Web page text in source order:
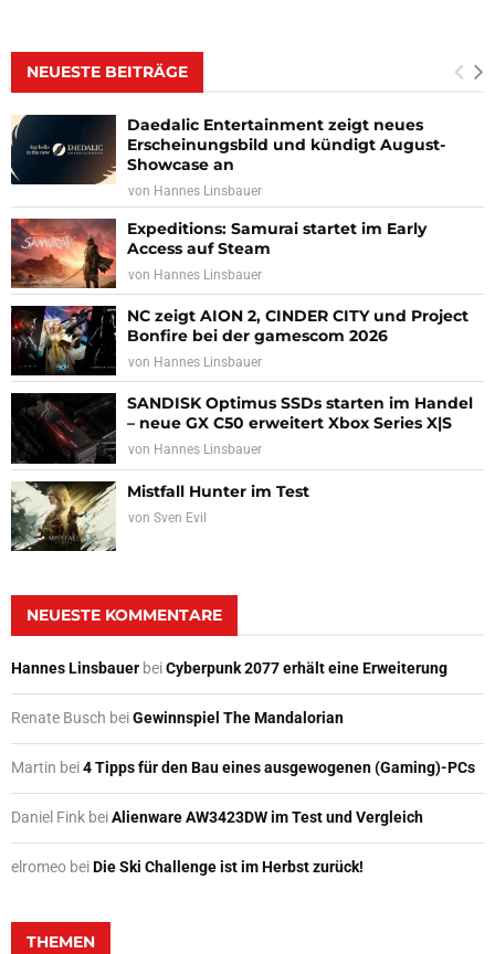
NEUESTE BEITRÄGE
Daedalic Entertainment zeigt neues
Erscheinungsbild und kündigt August-
Showcase an
von Hannes Linsbauer
Expeditions: Samurai startet im Early
Access auf Steam
von Hannes Linsbauer
NC zeigt AION 2, CINDER CITY und Project
Bonfire bei der gamescom 2026
von Hannes Linsbauer
SANDISK Optimus SSDs starten im Handel
– neue GX C50 erweitert Xbox Series X|S
von Hannes Linsbauer
Mistfall Hunter im Test
von Sven Evil
NEUESTE KOMMENTARE
Hannes Linsbauer beiCyberpunk 2077 erhält eine Erweiterung
Renate Busch beiGewinnspiel The Mandalorian
Martin bei4 Tipps für den Bau eines ausgewogenen (Gaming)-PCs
Daniel Fink beiAlienware AW3423DW im Test und Vergleich
elromeo beiDie Ski Challenge ist im Herbst zurück!
THEMEN